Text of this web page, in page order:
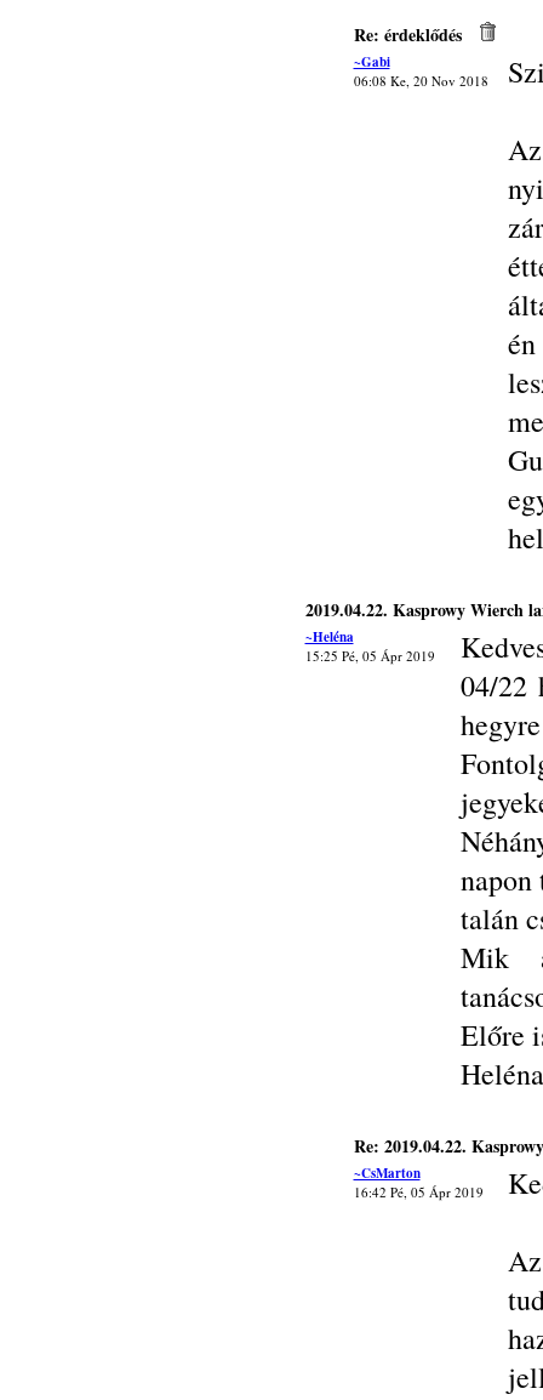
Re: érdeklődés
~Gabi
06:08 Ke, 20 Nov 2018
2019.04.22. Kasprowy Wierch
~Heléna
15:25 Pé, 05 Ápr 2019
04/22
napon
talán
Mik
Előre
Heléna
Re: 2019.04.22.
~CsMarton
16:42 Pé, 05 Ápr 2019